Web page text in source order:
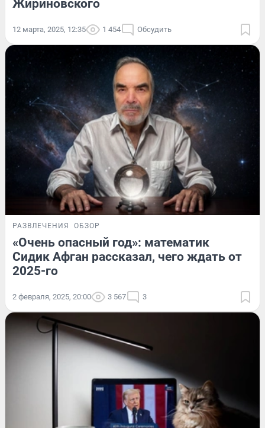
Жириновского
12 марта, 2025, 12:35 1 454 Обсудить
РАЗВЛЕЧЕНИЯ ОБЗОР
«Очень опасный год»: математик
Сидик Афган рассказал, чего ждать от
2025-го
2 февраля, 2025, 20:00 3 567 3